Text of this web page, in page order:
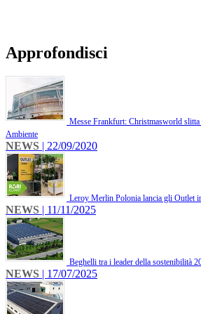
Approfondisci
Messe Frankfurt: Christmasworld slitta
Ambiente
NEWS | 22/09/2020
Leroy Merlin Polonia lancia gli Outlet
NEWS | 11/11/2025
Beghelli tra i leader della sostenibilità
NEWS | 17/07/2025